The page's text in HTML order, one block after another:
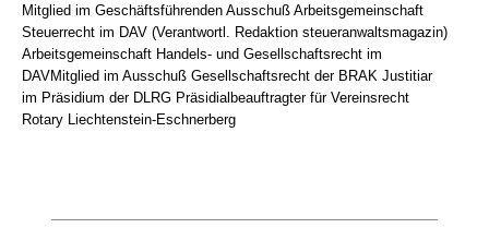
Mitglied im Geschäftsführenden Ausschuß Arbeitsgemeinschaft
Steuerrecht im DAV (Verantwortl. Redaktion steueranwaltsmagazin)
Arbeitsgemeinschaft Handels- und Gesellschaftsrecht im
DAVMitglied im Ausschuß Gesellschaftsrecht der BRAK Justitiar
im Präsidium der DLRG Präsidialbeauftragter für Vereinsrecht
Rotary Liechtenstein-Eschnerberg